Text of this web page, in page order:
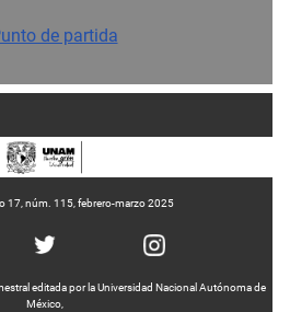
17, núm. 115, febrero-marzo 2025
editada por la Universidad Nacional Autónoma de
México,